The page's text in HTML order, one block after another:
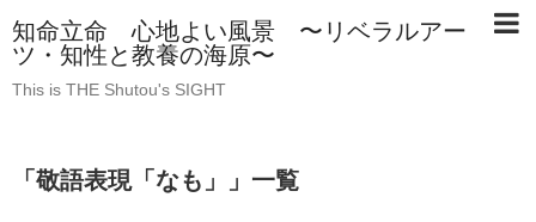
知命立命 心地よい風景 〜リベラルアー
ツ・知性と教養の海原〜
This is THE Shutou's SIGHT
「 敬語表現「なも」 」 一覧